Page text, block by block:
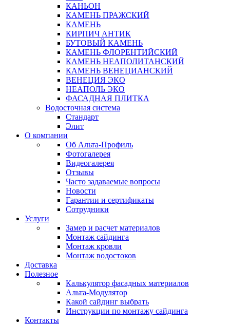
КАНЬОН
КАМЕНЬ ПРАЖСКИЙ
КАМЕНЬ
КИРПИЧ АНТИК
БУТОВЫЙ КАМЕНЬ
КАМЕНЬ ФЛОРЕНТИЙСКИЙ
КАМЕНЬ НЕАПОЛИТАНСКИЙ
КАМЕНЬ ВЕНЕЦИАНСКИЙ
ВЕНЕЦИЯ ЭКО
НЕАПОЛЬ ЭКО
ФАСАДНАЯ ПЛИТКА
Водосточная система
Стандарт
Элит
О компании
Об Альта-Профиль
Фотогалерея
Видеогалерея
Отзывы
Часто задаваемые вопросы
Новости
Гарантии и сертификаты
Сотрудники
Услуги
Замер и расчет материалов
Монтаж сайдинга
Монтаж кровли
Монтаж водостоков
Доставка
Полезное
Калькулятор фасадных материалов
Альта-Модулятор
Какой сайдинг выбрать
Инструкции по монтажу сайдинга
Контакты